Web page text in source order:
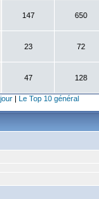
147 650
23 72
47 128
| Le Top 10 général